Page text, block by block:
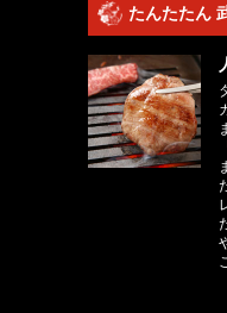
たんたたん